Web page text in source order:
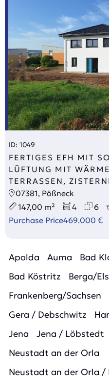
ID: 1049
FERTIGES EFH MIT
LÜFTUNG MIT
TERRASSEN,
07381, Pößneck
147,00 m²
4 6
Purchase Price469.000 €
Apolda Auma
Bad
Bad Köstritz
Berga/
Frankenberg/Sachsen
Gera / Debschwitz
Jena
Jena / Löbstedt
Neustadt an der Orla
Neustadt an der Orla /